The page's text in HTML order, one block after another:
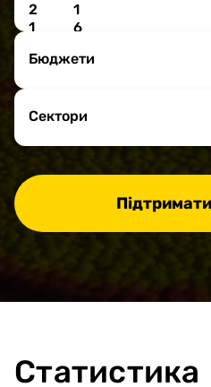
2
1
1
6
Бюджети
Сектори
Статистика